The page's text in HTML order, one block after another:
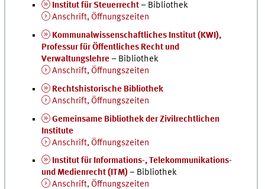
Institut für Steuerrecht– Bibliothek
Anschrift, Öffnungszeiten
Kommunalwissenschaftliches Institut (KWI),
Professur für Öffentliches Recht und
Verwaltungslehre– Bibliothek
Anschrift, Öffnungszeiten
Rechtshistorische Bibliothek
Anschrift, Öffnungszeiten
Gemeinsame Bibliothek der Zivilrechtlichen
Institute
Anschrift, Öffnungszeiten
Institut für Informations-, Telekommunikations-
und Medienrecht (ITM)– Bibliothek
Anschrift, Öffnungszeiten